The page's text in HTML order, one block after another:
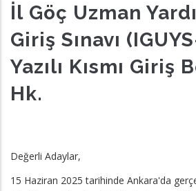
​İl Göç Uzman
Giriş Sınavı
Yazılı Kısmı Giriş
Hk.
Değerli Adaylar,
15 Haziran 2025 tarihinde Ankara'da